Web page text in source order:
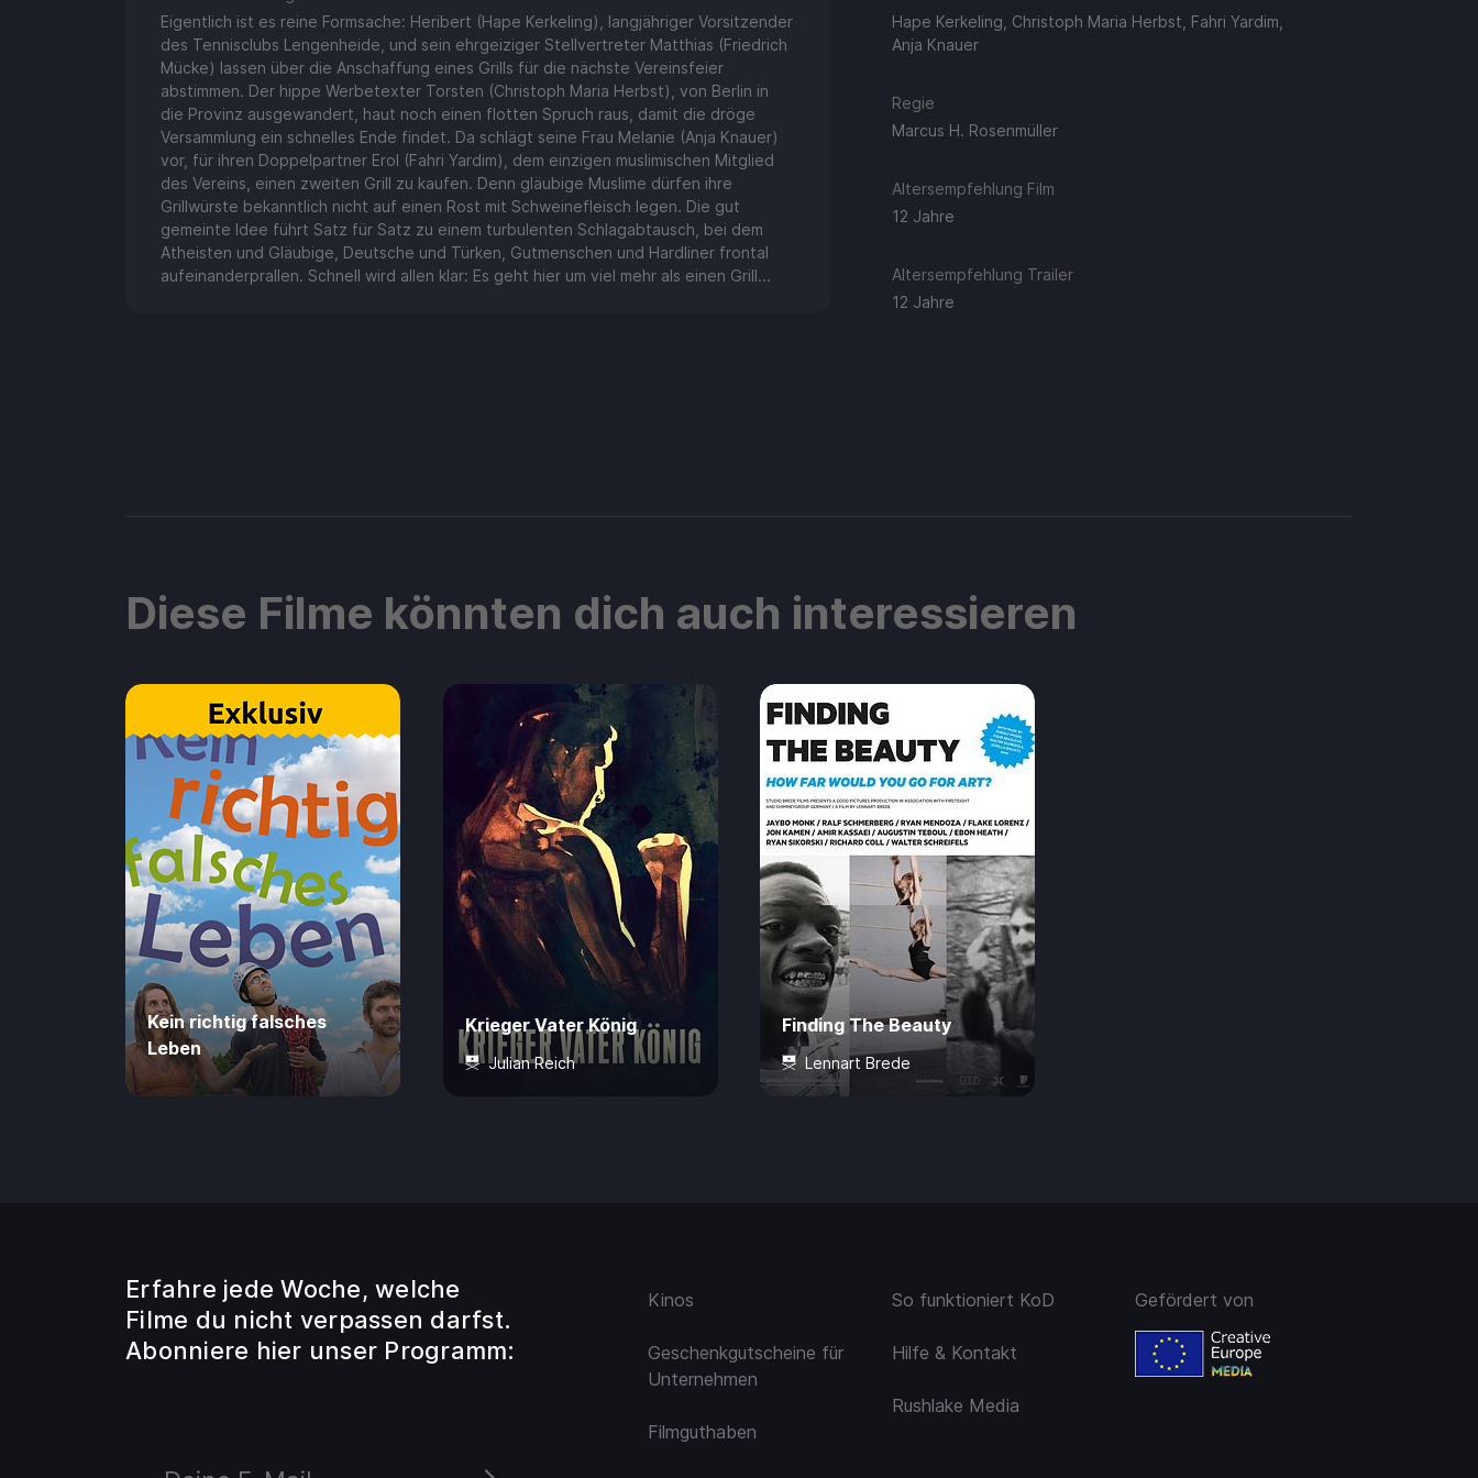
Eigentlich ist es reine Formsache: Heribert (Hape Kerkeling), langjähriger Vorsitzender
des Tennisclubs Lengenheide, und sein ehrgeiziger Stellvertreter Matthias (Friedrich
Mücke) lassen über die Anschaffung eines Grills für die nächste Vereinsfeier
abstimmen. Der hippe Werbetexter Torsten (Christoph Maria Herbst), von Berlin in
die Provinz ausgewandert, haut noch einen flotten Spruch raus, damit die dröge
Versammlung ein schnelles Ende findet. Da schlägt seine Frau Melanie (Anja Knauer)
vor, für ihren Doppelpartner Erol (Fahri Yardim), dem einzigen muslimischen Mitglied
des Vereins, einen zweiten Grill zu kaufen. Denn gläubige Muslime dürfen ihre
Grillwürste bekanntlich nicht auf einen Rost mit Schweinefleisch legen. Die gut
gemeinte Idee führt Satz für Satz zu einem turbulenten Schlagabtausch, bei dem
Atheisten und Gläubige, Deutsche und Türken, Gutmenschen und Hardliner frontal
aufeinanderprallen. Schnell wird allen klar: Es geht hier um viel mehr als einen Grill...
Hape Kerkeling, Christoph Maria Herbst, Fahri Yardim,
Anja Knauer
Regie
Marcus H. Rosenmüller
Altersempfehlung Film
12 Jahre
Altersempfehlung Trailer
12 Jahre
Diese Filme könnten dich auch interessieren
Kein richtig falsches
Leben
Krieger Vater König
Julian Reich
Finding The Beauty
Lennart Brede
Erfahre jede Woche, welche
Filme du nicht verpassen darfst.
Abonniere hier unser Programm:
Kinos
Geschenkgutscheine für
Unternehmen
Filmguthaben
So funktioniert KoD
Hilfe & Kontakt
Rushlake Media
Gefördert von